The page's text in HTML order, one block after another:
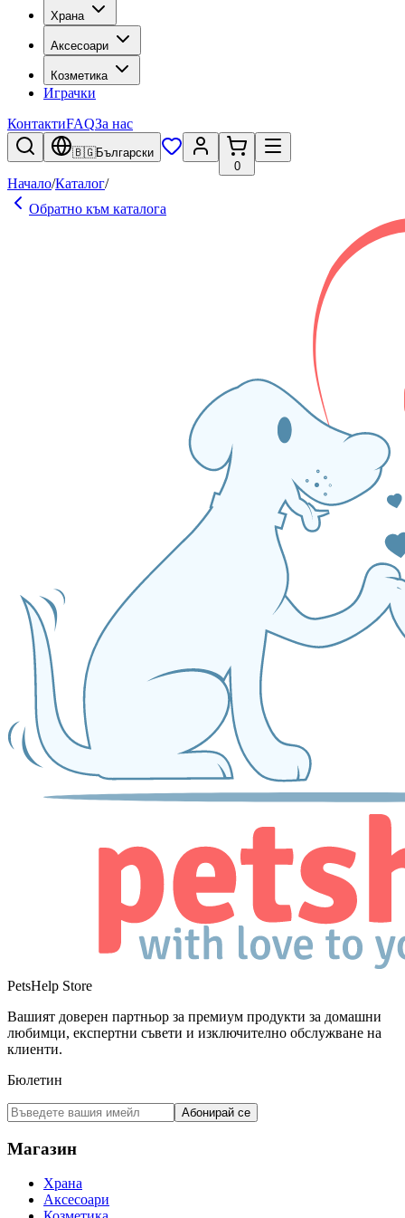
Храна
Аксесоари
Козметика
Играчки
КонтактиFAQЗа нас
🇧🇬Български
0
Начало/Каталог/
Обратно към каталога
PetsHelp Store
Вашият доверен партньор за премиум продукти за домашни
любимци, експертни съвети и изключително обслужване на
клиенти.
Бюлетин
Абонирай се
Магазин
Храна
Аксесоари